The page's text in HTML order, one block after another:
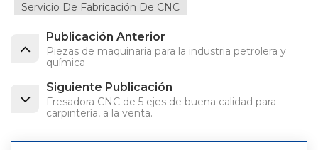
Servicio De Fabricación De CNC
Publicación Anterior
Piezas de maquinaria para la industria petrolera y
química
Siguiente Publicación
Fresadora CNC de 5 ejes de buena calidad para
carpintería, a la venta.